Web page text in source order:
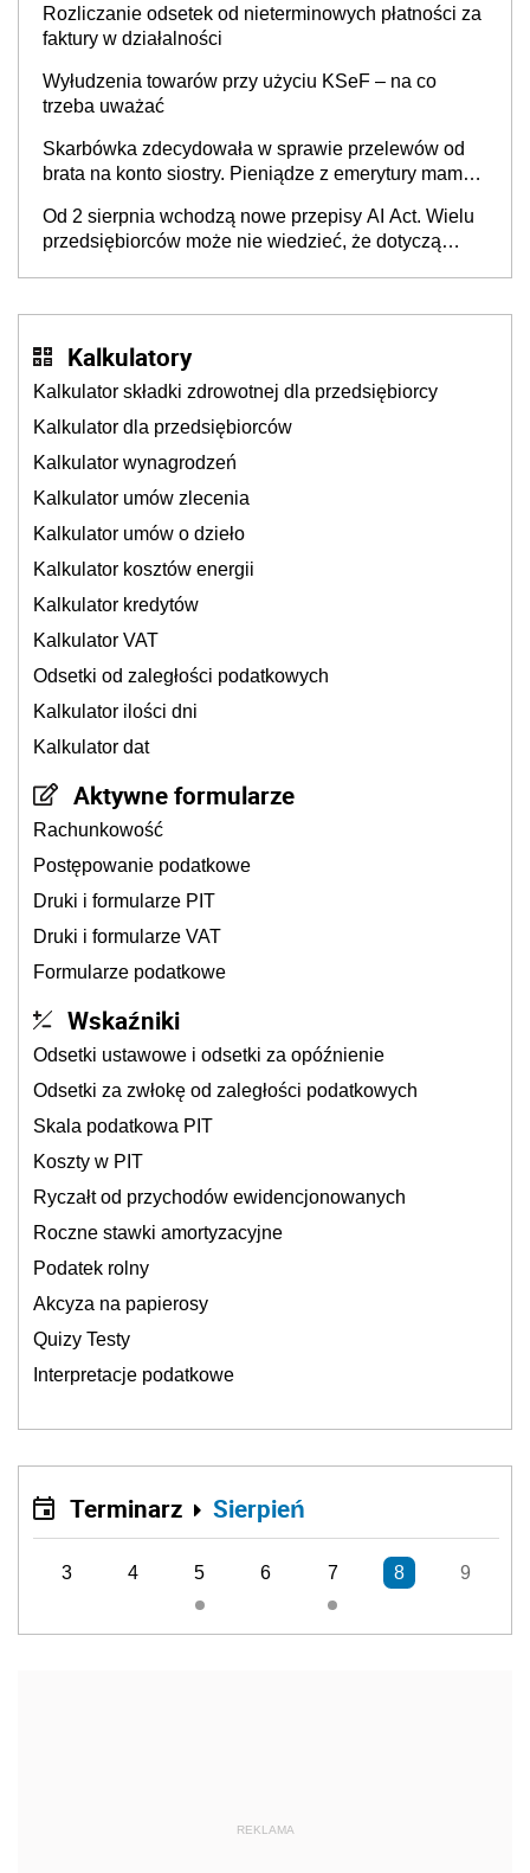
Rozliczanie odsetek od nieterminowych płatności za
faktury w działalności
Wyłudzenia towarów przy użyciu KSeF – na co
trzeba uważać
Skarbówka zdecydowała w sprawie przelewów od
brata na konto siostry. Pieniądze z emerytury mamy
będzie
Od 2 sierpnia wchodzą nowe przepisy AI Act. Wielu
przedsiębiorców może nie wiedzieć, że dotyczą
Kalkulatory
Kalkulator składki zdrowotnej dla przedsiębiorcy
Kalkulator dla przedsiębiorców
Kalkulator wynagrodzeń
Kalkulator umów zlecenia
Kalkulator umów o dzieło
Kalkulator kosztów energii
Kalkulator kredytów
Kalkulator VAT
Odsetki od zaległości podatkowych
Kalkulator ilości dni
Kalkulator dat
Aktywne formularze
Rachunkowość
Postępowanie podatkowe
Druki i formularze PIT
Druki i formularze VAT
Formularze podatkowe
Wskaźniki
Odsetki ustawowe i odsetki za opóźnienie
Odsetki za zwłokę od zaległości podatkowych
Skala podatkowa PIT
Koszty w PIT
Ryczałt od przychodów ewidencjonowanych
Roczne stawki amortyzacyjne
Podatek rolny
Akcyza na papierosy
Quizy Testy
Interpretacje podatkowe
Terminarz Sierpień
3 4 5 6 7 8 9
REKLAMA